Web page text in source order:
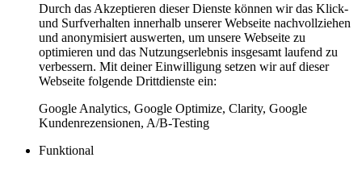
Durch das Akzeptieren dieser Dienste können wir das Klick-
und Surfverhalten innerhalb unserer Webseite nachvollziehen
und anonymisiert auswerten, um unsere Webseite zu
optimieren und das Nutzungserlebnis insgesamt laufend zu
verbessern. Mit deiner Einwilligung setzen wir auf dieser
Webseite folgende Drittdienste ein:
Google Analytics, Google Optimize, Clarity, Google
Kundenrezensionen, A/B-Testing
Funktional